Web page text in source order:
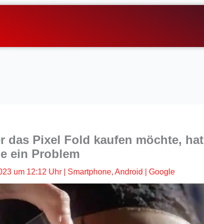
das Pixel Fold kaufen möchte, hat
ein Problem
um 12:12 Uhr| Smartphone, Android Google